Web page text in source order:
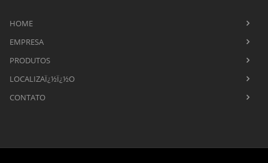
HOME
EMPRESA
PRODUTOS
LOCALIZAÏ¿½Ï¿½O
CONTATO